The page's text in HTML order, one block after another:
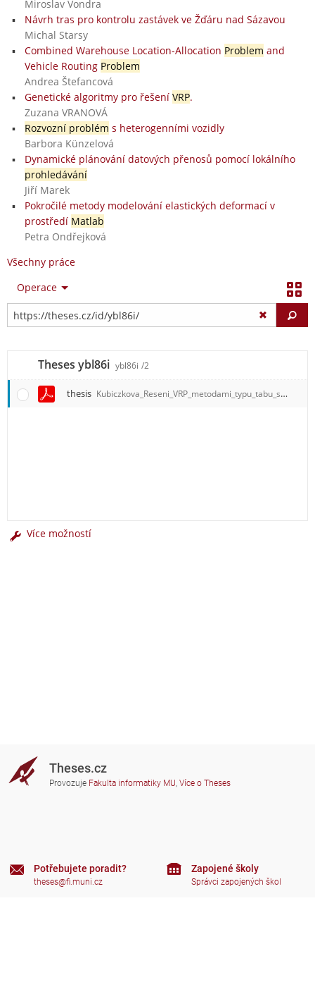
Miroslav Vondra
Návrh tras pro kontrolu zastávek ve Žďáru nad Sázavou
Michal Starsy
Combined Warehouse Location-Allocation Problem and
Vehicle Routing Problem
Andrea Štefancová
Genetické algoritmy pro řešení VRP.
Zuzana VRANOVÁ
Rozvozní problém s heterogenními vozidly
Barbora Künzelová
Dynamické plánování datových přenosů pomocí lokálního
prohledávání
Jiří Marek
Pokročilé metody modelování elastických deformací v
prostředí Matlab
Petra Ondřejková
Všechny práce
Operace
Theses ybl86i ybl86i /2
thesis Kubiczkova_Reseni_VRP_metodami_typu_tabu_search.pdf
Více možností
Theses.cz
Provozuje Fakulta informatiky MU, Více o Theses
Potřebujete poradit?
theses@fi.muni.cz
Zapojené školy
Správci zapojených škol